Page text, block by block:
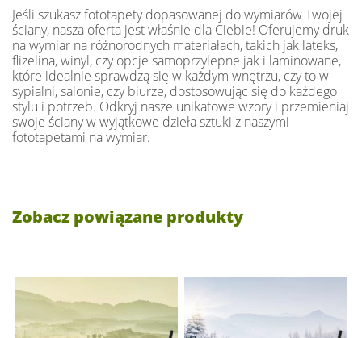
Jeśli szukasz fototapety dopasowanej do wymiarów Twojej
ściany, nasza oferta jest właśnie dla Ciebie! Oferujemy druk
na wymiar na różnorodnych materiałach, takich jak lateks,
flizelina, winyl, czy opcje samoprzylepne jak i laminowane,
które idealnie sprawdzą się w każdym wnętrzu, czy to w
sypialni, salonie, czy biurze, dostosowując się do każdego
stylu i potrzeb. Odkryj nasze unikatowe wzory i przemieniaj
swoje ściany w wyjątkowe dzieła sztuki z naszymi
fototapetami na wymiar.
Zobacz powiązane produkty